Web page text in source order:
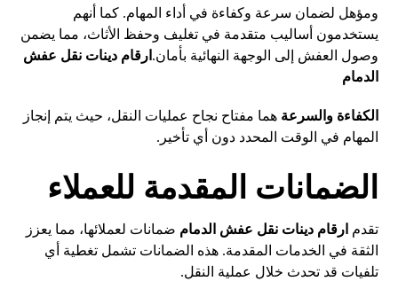
ومؤهل لضمان سرعة وكفاءة في أداء المهام. كما أنهم
يستخدمون أساليب متقدمة في تغليف وحفظ الأثاث، مما يضمن
وصول العفش إلى الوجهة النهائية بأمان. ارقام دينات نقل عفش
الدمام
الكفاءة والسرعة هما مفتاح نجاح عمليات النقل، حيث يتم إنجاز
المهام في الوقت المحدد دون أي تأخير.
الضمانات المقدمة للعملاء
تقدم ارقام دينات نقل عفش الدمام ضمانات لعملائها، مما يعزز
الثقة في الخدمات المقدمة. هذه الضمانات تشمل تغطية أي
تلفيات قد تحدث خلال عملية النقل.